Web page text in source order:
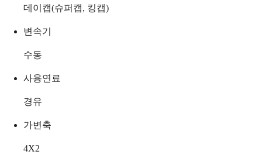
데이캡(슈퍼캡, 킹캡)
변속기
수동
사용연료
경유
가변축
4X2